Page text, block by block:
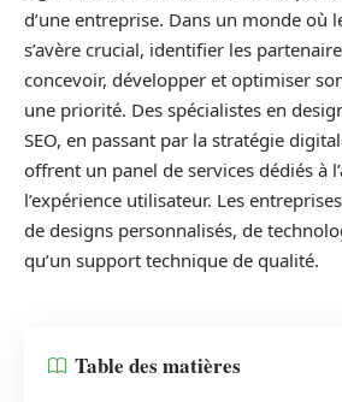
d’une entreprise. Dans un monde où
s’avère crucial, identifier les
concevoir, développer et optimiser
une priorité. Des spécialistes en
SEO, en passant par la stratégie
offrent un panel de services dédiés à
l’expérience utilisateur. Les
de designs personnalisés, de
qu’un support technique de qualité.
Table des matières